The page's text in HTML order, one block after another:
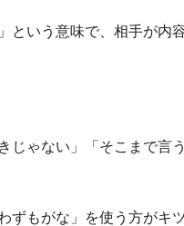
という意味で、相手が内
じゃない」「そこまで言
もがな」を使う方がキ